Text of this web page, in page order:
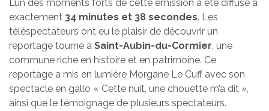
L’un des moments forts de cette émission a été diffusé à
exactement 34 minutes et 38 secondes. Les
téléspectateurs ont eu le plaisir de découvrir un
reportage tourné à Saint-Aubin-du-Cormier, une
commune riche en histoire et en patrimoine. Ce
reportage a mis en lumière Morgane Le Cuff avec son
spectacle en gallo « Cette nuit, une chouette m’a dit »,
ainsi que le témoignage de plusieurs spectateurs.